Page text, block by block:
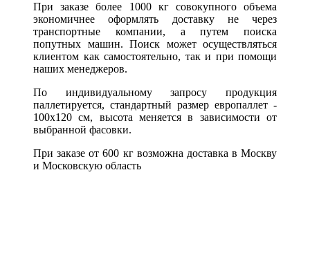
При заказе более 1000 кг совокупного объема
экономичнее оформлять доставку не через
транспортные компании, а путем поиска
попутных машин. Поиск может осуществляться
клиентом как самостоятельно, так и при помощи
наших менеджеров.
По индивидуальному запросу продукция
паллетируется, стандартный размер европаллет -
100х120 см, высота меняется в зависимости от
выбранной фасовки.
При заказе от 600 кг возможна доставка в Москву
и Московскую область